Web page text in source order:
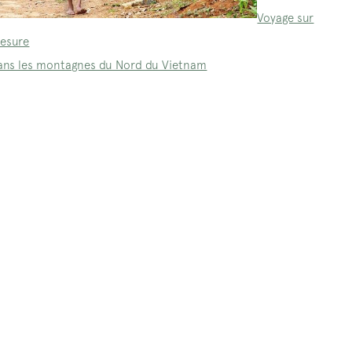
Voyage sur
les montagnes du Nord du Vietnam